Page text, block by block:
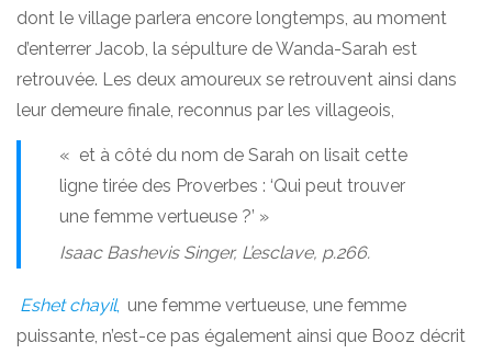
dont le village parlera encore longtemps, au moment
d’enterrer Jacob, la sépulture de Wanda-Sarah est
retrouvée. Les deux amoureux se retrouvent ainsi dans
leur demeure finale, reconnus par les villageois,
« et à côté du nom de Sarah on lisait cette
ligne tirée des Proverbes : ‘Qui peut trouver
une femme vertueuse ?’ »
Isaac Bashevis Singer, L’esclave, p.266.
Eshet chayil, une femme vertueuse, une femme
puissante, n’est-ce pas également ainsi que Booz décrit